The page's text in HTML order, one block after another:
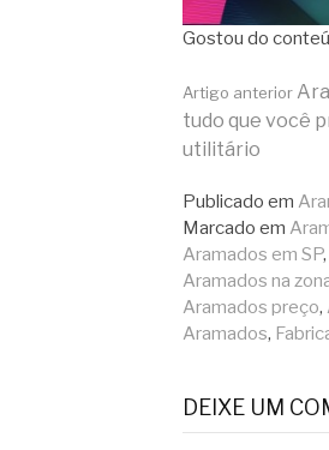
Gostou do
Artigo anterior
tudo que você
utilitário
Publicado em
Marcado em
Aramados em SP,
Aramados na
Aramados preço,
Aramados,
DEIXE UM